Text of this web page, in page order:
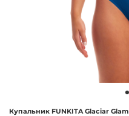
Купальник FUNKITA Glaciar Glam